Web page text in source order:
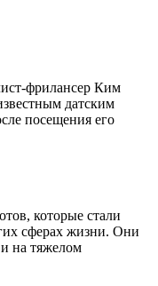
фрилансер Ким
датским
посещения его
которые стали
сферах жизни. Они
на тяжелом